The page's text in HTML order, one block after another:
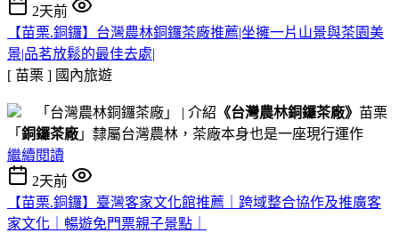
2天前
【苗栗.銅鑼】台灣農林銅鑼茶廠推薦|坐擁一片山景與茶園美
景|品茗放鬆的最佳去處|
[ 苗栗 ] 國內旅遊
「台灣農林銅鑼茶廠」 | 介紹 《台灣農林銅鑼茶廠》 苗栗
「 銅鑼茶廠 」隸屬台灣農林，茶廠本身也是一座現行運作
繼續閱讀
2天前
【苗栗.銅鑼】臺灣客家文化館推薦｜跨域整合協作及推廣客
家文化｜暢遊免門票親子景點｜